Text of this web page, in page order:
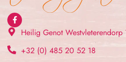
Heilig Genot
+32 (0) 485 20 52 18